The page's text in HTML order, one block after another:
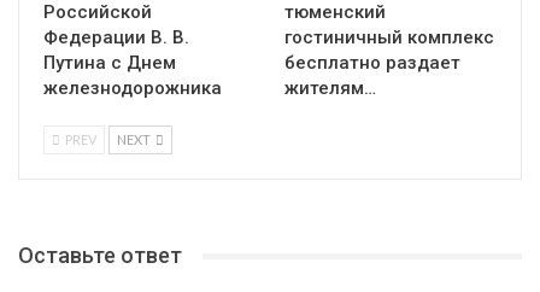
Российской
Федерации В. В.
Путина с Днем
железнодорожника
тюменский
гостиничный комплекс
бесплатно раздает
жителям…
PREV NEXT
Оставьте ответ